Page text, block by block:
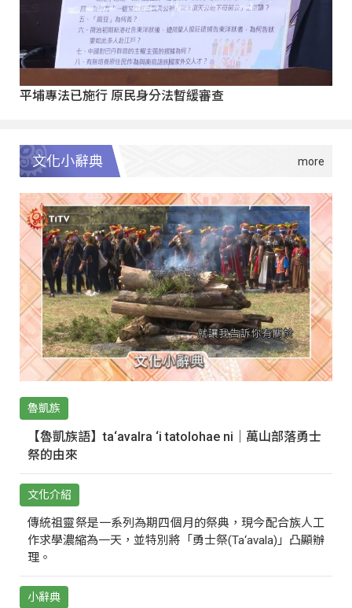
平埔專法已施行 原民身分法暫緩審查
文化小辭典
魯凱族
【魯凱族語】ta‘avalra ‘i tatolohae ni｜萬山部落勇士
祭的由來
文化介紹
傳統祖靈祭是一系列為期四個月的祭典，現今配合族人工
作求學濃縮為一天，並特別將「勇士祭(Ta‘avala)」凸顯辦
理。
小辭典